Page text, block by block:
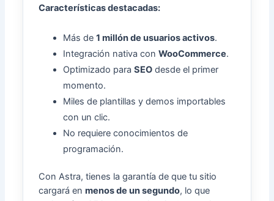
Características destacadas:
Más de1 millón de usuarios activos.
Integración nativa conWooCommerce.
Optimizado paraSEO desde el primer
momento.
Miles de plantillas y demos importables
con un clic.
No requiere conocimientos de
programación.
Con Astra, tienes la garantía de que tu sitio
cargará enmenos de un segundo, lo que